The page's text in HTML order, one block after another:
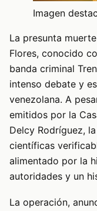
Imagen
La presunta
Flores, conocido
banda criminal
intenso debate y
venezolana. A
emitidos por la
Delcy Rodríguez,
científicas
alimentado por la
autoridades y un
La operación,